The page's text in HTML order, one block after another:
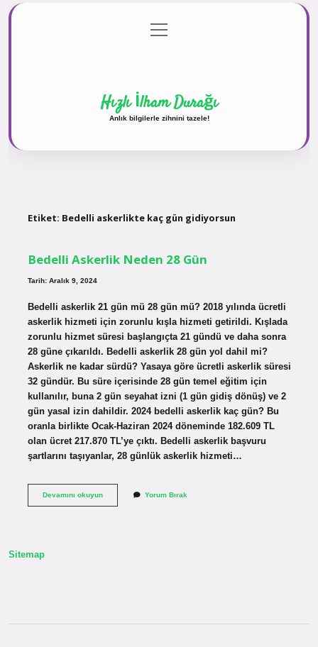
Gizlilik Politikası
menüyü
aç
Hızlı İlham Durağı
Anlık bilgilerle zihnini tazele!
Etiket: Bedelli askerlikte kaç gün gidiyorsun
Bedelli Askerlik Neden 28 Gün
Tarih: Aralık 9, 2024
Bedelli askerlik 21 gün mü 28 gün mü? 2018 yılında ücretli
askerlik hizmeti için zorunlu kışla hizmeti getirildi. Kışlada
zorunlu hizmet süresi başlangıçta 21 gündü ve daha sonra
28 güne çıkarıldı. Bedelli askerlik 28 gün yol dahil mi?
Askerlik ne kadar sürdü? Yasaya göre ücretli askerlik süresi
32 gündür. Bu süre içerisinde 28 gün temel eğitim için
kullanılır, buna 2 gün seyahat izni (1 gün gidiş dönüş) ve 2
gün yasal izin dahildir. 2024 bedelli askerlik kaç gün? Bu
oranla birlikte Ocak-Haziran 2024 döneminde 182.609 TL
olan ücret 217.870 TL’ye çıktı. Bedelli askerlik başvuru
şartlarını taşıyanlar, 28 günlük askerlik hizmeti…
Devamını okuyunBedelli
Yorum Bırak
Sitemap